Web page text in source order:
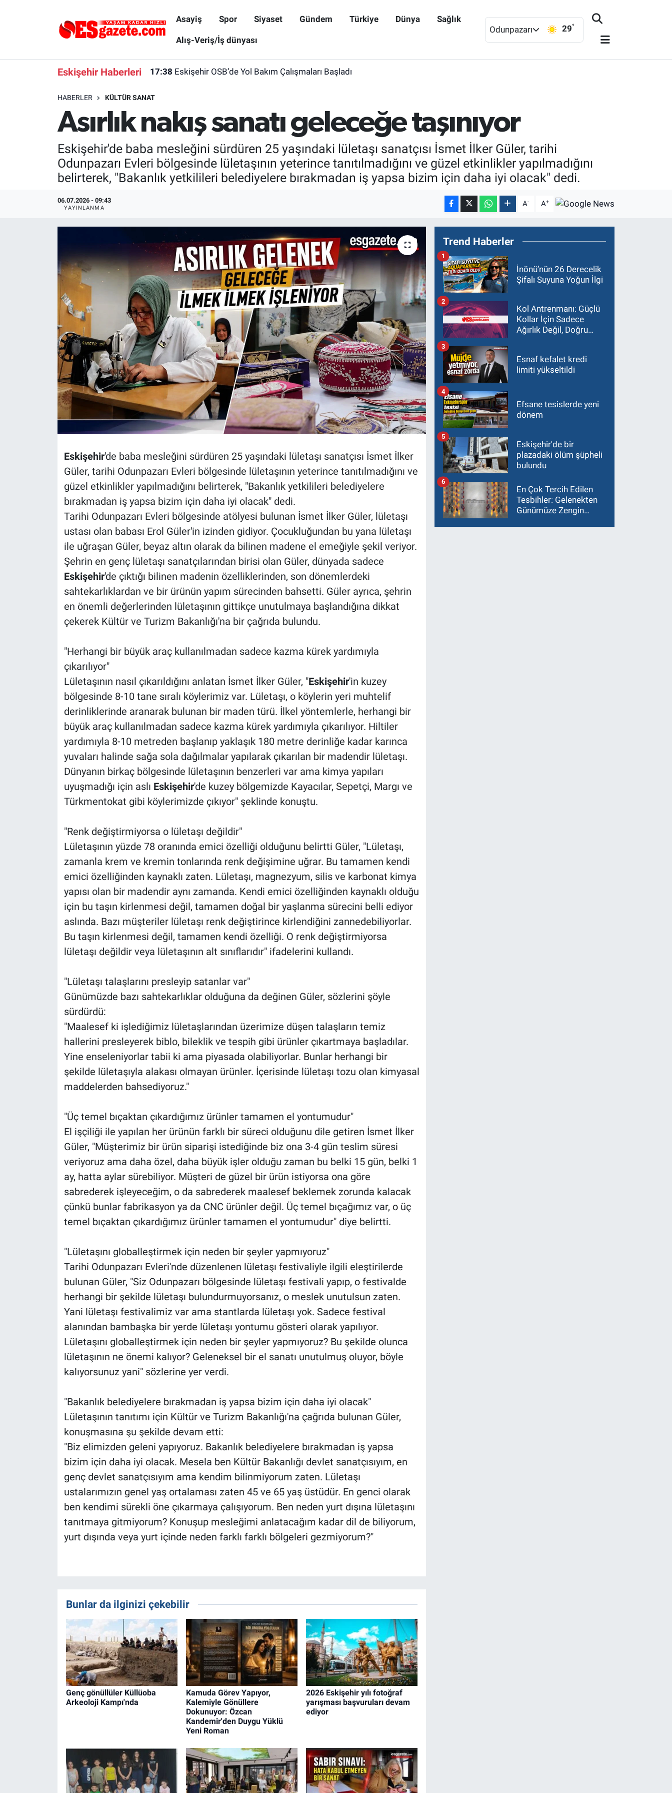
Asayiş Spor Siyaset Gündem Türkiye Dünya Sağlık
Alış-Veriş/İş dünyası
Odunpazarı 29°
Eskişehir Haberleri 17:38 Eskişehir OSB’de Yol Bakım Çalışmaları Başladı
HABERLER KÜLTÜR SANAT
Asırlık nakış sanatı geleceğe taşınıyor
Eskişehir'de baba mesleğini sürdüren 25 yaşındaki lületaşı sanatçısı İsmet İlker Güler, tarihi
Odunpazarı Evleri bölgesinde lületaşının yeterince tanıtılmadığını ve güzel etkinlikler yapılmadığını
belirterek, "Bakanlık yetkilileri belediyelere bırakmadan iş yapsa bizim için daha iyi olacak" dedi.
06.07.2026 - 09:43
YAYINLANMA A- A+
Eskişehir'de baba mesleğini sürdüren 25 yaşındaki lületaşı sanatçısı İsmet İlker
Güler, tarihi Odunpazarı Evleri bölgesinde lületaşının yeterince tanıtılmadığını ve
güzel etkinlikler yapılmadığını belirterek, "Bakanlık yetkilileri belediyelere
bırakmadan iş yapsa bizim için daha iyi olacak" dedi.
Tarihi Odunpazarı Evleri bölgesinde atölyesi bulunan İsmet İlker Güler, lületaşı
ustası olan babası Erol Güler'in izinden gidiyor. Çocukluğundan bu yana lületaşı
ile uğraşan Güler, beyaz altın olarak da bilinen madene el emeğiyle şekil veriyor.
Şehrin en genç lületaşı sanatçılarından birisi olan Güler, dünyada sadece
Eskişehir'de çıktığı bilinen madenin özelliklerinden, son dönemlerdeki
sahtekarlıklardan ve bir ürünün yapım sürecinden bahsetti. Güler ayrıca, şehrin
en önemli değerlerinden lületaşının gittikçe unutulmaya başlandığına dikkat
çekerek Kültür ve Turizm Bakanlığı'na bir çağrıda bulundu.
"Herhangi bir büyük araç kullanılmadan sadece kazma kürek yardımıyla
çıkarılıyor"
Lületaşının nasıl çıkarıldığını anlatan İsmet İlker Güler, "Eskişehir'in kuzey
bölgesinde 8-10 tane sıralı köylerimiz var. Lületaşı, o köylerin yeri muhtelif
derinliklerinde aranarak bulunan bir maden türü. İlkel yöntemlerle, herhangi bir
büyük araç kullanılmadan sadece kazma kürek yardımıyla çıkarılıyor. Hiltiler
yardımıyla 8-10 metreden başlanıp yaklaşık 180 metre derinliğe kadar karınca
yuvaları halinde sağa sola dağılmalar yapılarak çıkarılan bir madendir lületaşı.
Dünyanın birkaç bölgesinde lületaşının benzerleri var ama kimya yapıları
uyuşmadığı için aslı Eskişehir'de kuzey bölgemizde Kayacılar, Sepetçi, Margı ve
Türkmentokat gibi köylerimizde çıkıyor" şeklinde konuştu.
"Renk değiştirmiyorsa o lületaşı değildir"
Lületaşının yüzde 78 oranında emici özelliği olduğunu belirtti Güler, "Lületaşı,
zamanla krem ve kremin tonlarında renk değişimine uğrar. Bu tamamen kendi
emici özelliğinden kaynaklı zaten. Lületaşı, magnezyum, silis ve karbonat kimya
yapısı olan bir madendir aynı zamanda. Kendi emici özelliğinden kaynaklı olduğu
için bu taşın kirlenmesi değil, tamamen doğal bir yaşlanma sürecini belli ediyor
aslında. Bazı müşteriler lületaşı renk değiştirince kirlendiğini zannedebiliyorlar.
Bu taşın kirlenmesi değil, tamamen kendi özelliği. O renk değiştirmiyorsa
lületaşı değildir veya lületaşının alt sınıflarıdır" ifadelerini kullandı.
"Lületaşı talaşlarını presleyip satanlar var"
Günümüzde bazı sahtekarlıklar olduğuna da değinen Güler, sözlerini şöyle
sürdürdü:
"Maalesef ki işlediğimiz lületaşlarından üzerimize düşen talaşların temiz
hallerini presleyerek biblo, bileklik ve tespih gibi ürünler çıkartmaya başladılar.
Yine enseleniyorlar tabii ki ama piyasada olabiliyorlar. Bunlar herhangi bir
şekilde lületaşıyla alakası olmayan ürünler. İçerisinde lületaşı tozu olan kimyasal
maddelerden bahsediyoruz."
"Üç temel bıçaktan çıkardığımız ürünler tamamen el yontumudur"
El işçiliği ile yapılan her ürünün farklı bir süreci olduğunu dile getiren İsmet İlker
Güler, "Müşterimiz bir ürün siparişi istediğinde biz ona 3-4 gün teslim süresi
veriyoruz ama daha özel, daha büyük işler olduğu zaman bu belki 15 gün, belki 1
ay, hatta aylar sürebiliyor. Müşteri de güzel bir ürün istiyorsa ona göre
sabrederek işleyeceğim, o da sabrederek maalesef beklemek zorunda kalacak
çünkü bunlar fabrikasyon ya da CNC ürünler değil. Üç temel bıçağımız var, o üç
temel bıçaktan çıkardığımız ürünler tamamen el yontumudur" diye belirtti.
"Lületaşını globalleştirmek için neden bir şeyler yapmıyoruz"
Tarihi Odunpazarı Evleri'nde düzenlenen lületaşı festivaliyle ilgili eleştirilerde
bulunan Güler, "Siz Odunpazarı bölgesinde lületaşı festivali yapıp, o festivalde
herhangi bir şekilde lületaşı bulundurmuyorsanız, o meslek unutulsun zaten.
Yani lületaşı festivalimiz var ama stantlarda lületaşı yok. Sadece festival
alanından bambaşka bir yerde lületaşı yontumu gösteri olarak yapılıyor.
Lületaşını globalleştirmek için neden bir şeyler yapmıyoruz? Bu şekilde olunca
lületaşının ne önemi kalıyor? Geleneksel bir el sanatı unutulmuş oluyor, böyle
kalıyorsunuz yani" sözlerine yer verdi.
"Bakanlık belediyelere bırakmadan iş yapsa bizim için daha iyi olacak"
Lületaşının tanıtımı için Kültür ve Turizm Bakanlığı'na çağrıda bulunan Güler,
konuşmasına şu şekilde devam etti:
"Biz elimizden geleni yapıyoruz. Bakanlık belediyelere bırakmadan iş yapsa
bizim için daha iyi olacak. Mesela ben Kültür Bakanlığı devlet sanatçısıyım, en
genç devlet sanatçısıyım ama kendim bilinmiyorum zaten. Lületaşı
ustalarımızın genel yaş ortalaması zaten 45 ve 65 yaş üstüdür. En genci olarak
ben kendimi sürekli öne çıkarmaya çalışıyorum. Ben neden yurt dışına lületaşını
tanıtmaya gitmiyorum? Konuşup mesleğimi anlatacağım kadar dil de biliyorum,
yurt dışında veya yurt içinde neden farklı farklı bölgeleri gezmiyorum?"
Bunlar da ilginizi çekebilir
Genç gönüllüler Küllüoba
Arkeoloji Kampı'nda
Kamuda Görev Yapıyor,
Kalemiyle Gönüllere
Dokunuyor: Özcan
Kandemir'den Duygu Yüklü
Yeni Roman
2026 Eskişehir yılı fotoğraf
yarışması başvuruları devam
ediyor
Trend Haberler
İnönü’nün 26 Derecelik
Şifalı Suyuna Yoğun İlgi
1
Kol Antrenmanı: Güçlü
Kollar İçin Sadece
Ağırlık Değil, Doğru
2
Esnaf kefalet kredi
limiti yükseltildi
3
Efsane tesislerde yeni
dönem
4
Eskişehir'de bir
plazadaki ölüm şüpheli
bulundu
5
En Çok Tercih Edilen
Tesbihler: Gelenekten
Günümüze Zengin
6
Eskişehirspor Arşivi
Röportaj
Kütahya
Magazin
Eskişehir Nöbetçi Eczaneler
Süper Lig Puan Durumu ve Fikstür
Son Dakika Haberleri